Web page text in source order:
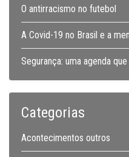
O antirracismo no futebol
A Covid-19 no Brasil e a
Segurança: uma agenda
Categorias
Acontecimentos outros